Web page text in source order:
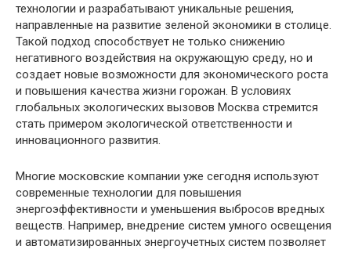
технологии и разрабатывают уникальные решения,
направленные на развитие зеленой экономики в столице.
Такой подход способствует не только снижению
негативного воздействия на окружающую среду, но и
создает новые возможности для экономического роста
и повышения качества жизни горожан. В условиях
глобальных экологических вызовов Москва стремится
стать примером экологической ответственности и
инновационного развития.
Многие московские компании уже сегодня используют
современные технологии для повышения
энергоэффективности и уменьшения выбросов вредных
веществ. Например, внедрение систем умного освещения
и автоматизированных энергоучетных систем позволяет